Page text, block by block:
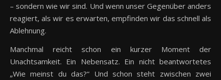
– sondern wie wir sind. Und wenn unser Gegenüber anders
reagiert, als wir es erwarten, empfinden wir das schnell als
Ablehnung.
Manchmal reicht schon ein kurzer Moment der
Unachtsamkeit. Ein Nebensatz. Ein nicht beantwortetes
„Wie meinst du das?“ Und schon steht zwischen zwei